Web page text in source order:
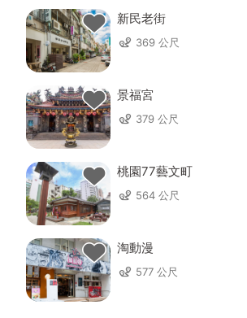
新民老街
369 公尺
景福宮
379 公尺
桃園77藝文町
564 公尺
淘動漫
577 公尺